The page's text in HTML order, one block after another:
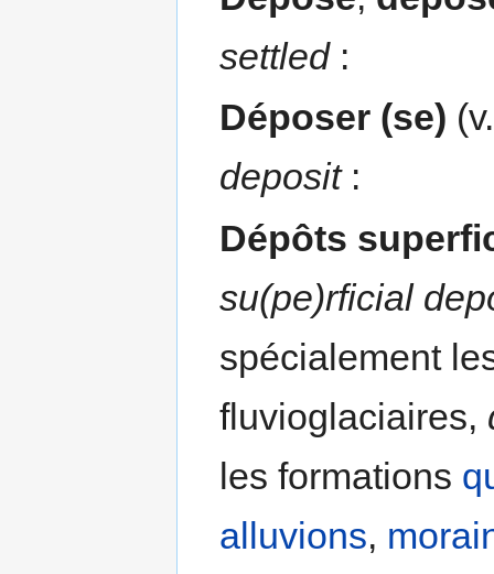
settled:
Déposer (se)
deposit:
Dépôts
su(pe)rficial
spécialement
fluvioglaciaires,
les formations
alluvions,